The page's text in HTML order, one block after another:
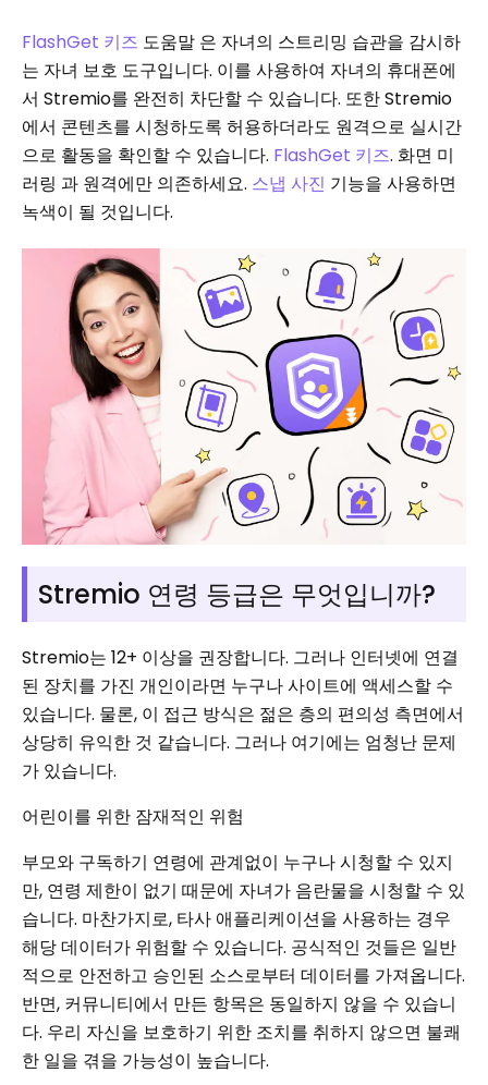
FlashGet 키즈 도움말 은 자녀의 스트리밍 습관을 감시하
는 자녀 보호 도구입니다. 이를 사용하여 자녀의 휴대폰에
서 Stremio를 완전히 차단할 수 있습니다. 또한 Stremio
에서 콘텐츠를 시청하도록 허용하더라도 원격으로 실시간
으로 활동을 확인할 수 있습니다. FlashGet 키즈. 화면 미
러링 과 원격에만 의존하세요. 스냅 사진 기능을 사용하면
녹색이 될 것입니다.
Stremio 연령 등급은 무엇입니까?
Stremio는 12+ 이상을 권장합니다. 그러나 인터넷에 연결
된 장치를 가진 개인이라면 누구나 사이트에 액세스할 수
있습니다. 물론, 이 접근 방식은 젊은 층의 편의성 측면에서
상당히 유익한 것 같습니다. 그러나 여기에는 엄청난 문제
가 있습니다.
어린이를 위한 잠재적인 위험
부모와 구독하기 연령에 관계없이 누구나 시청할 수 있지
만, 연령 제한이 없기 때문에 자녀가 음란물을 시청할 수 있
습니다. 마찬가지로, 타사 애플리케이션을 사용하는 경우
해당 데이터가 위험할 수 있습니다. 공식적인 것들은 일반
적으로 안전하고 승인된 소스로부터 데이터를 가져옵니다.
반면, 커뮤니티에서 만든 항목은 동일하지 않을 수 있습니
다. 우리 자신을 보호하기 위한 조치를 취하지 않으면 불쾌
한 일을 겪을 가능성이 높습니다.